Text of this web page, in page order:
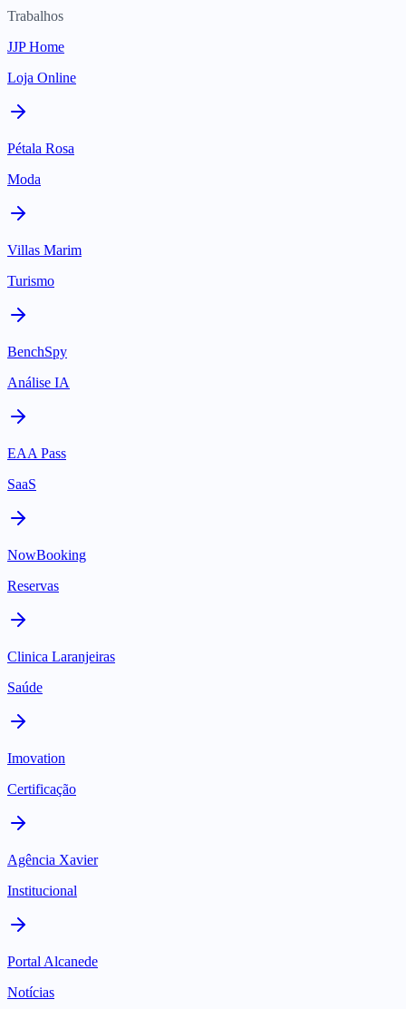
Trabalhos
JJP Home
Loja Online
Pétala Rosa
Moda
Villas Marim
Turismo
BenchSpy
Análise IA
EAA Pass
SaaS
NowBooking
Reservas
Clinica Laranjeiras
Saúde
Imovation
Certificação
Agência Xavier
Institucional
Portal Alcanede
Notícias